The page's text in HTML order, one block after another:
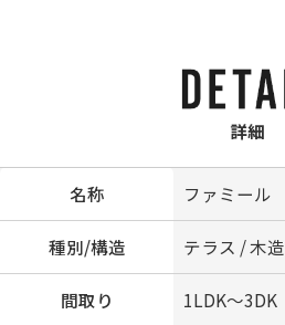
詳細
名称 ファミール
種別/構造 テラス / 木造
間取り 1LDK～3DK